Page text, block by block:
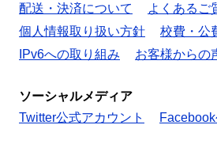
配送・決済について
よくあるご
個人情報取り扱い方針
校費・公
IPv6への取り組み
お客様からの
ソーシャルメディア
Twitter公式アカウント